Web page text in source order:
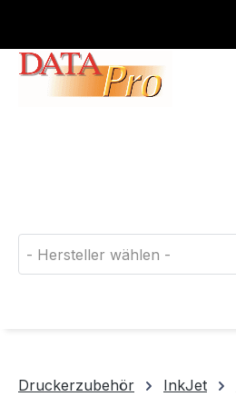
- Hersteller wählen -
Druckerzubehör InkJet